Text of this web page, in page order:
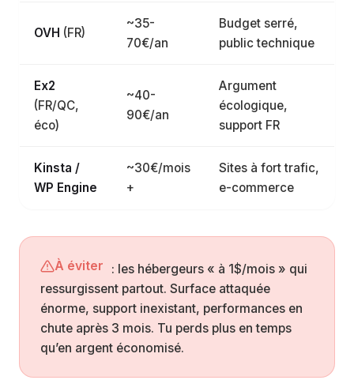
OVH (FR)
~35-
70€/an
Budget serré,
public technique
Ex2
(FR/QC,
éco)
~40-
90€/an
Argument
écologique,
support FR
Kinsta /
WP Engine
~30€/mois
+
Sites à fort trafic,
e-commerce
À éviter
: les hébergeurs « à 1$/mois » qui
ressurgissent partout. Surface attaquée
énorme, support inexistant, performances en
chute après 3 mois. Tu perds plus en temps
qu’en argent économisé.